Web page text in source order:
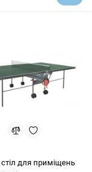
для приміщень